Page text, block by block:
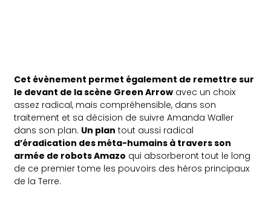
Cet évènement permet également de remettre sur
le devant de la scène Green Arrow avec un choix
assez radical, mais compréhensible, dans son
traitement et sa décision de suivre Amanda Waller
dans son plan. Un plan tout aussi radical
d’éradication des méta-humains à travers son
armée de robots Amazo qui absorberont tout le long
de ce premier tome les pouvoirs des héros principaux
de la Terre.